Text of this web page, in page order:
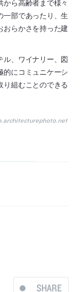
ら高齢者まで様々
一部であったり、生
おらかさを持った建
ル、ワイナリー、図
的にコミュニケーシ
り組むことのできる
SHARE